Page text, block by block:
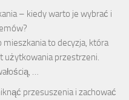
– kiedy warto je wybrać i
mieszkania to decyzja, która
użytkowania przestrzeni.
…
przesuszenia i zachować